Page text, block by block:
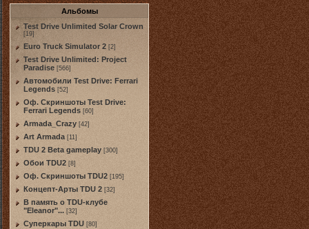
Альбомы
Test Drive Unlimited Solar Crown
[19]
Euro Truck Simulator 2 [2]
Test Drive Unlimited: Project
Paradise [566]
Автомобили Test Drive: Ferrari
Legends [52]
Оф. Скриншоты Test Drive:
Ferrari Legends [60]
Armada_Crazy [42]
Art Armada [11]
TDU 2 Beta gameplay [300]
Обои TDU2 [8]
Оф. Скриншоты TDU2 [195]
Концепт-Арты TDU 2 [32]
В память о TDU-клубе
"Eleanor"... [32]
Суперкары TDU [80]